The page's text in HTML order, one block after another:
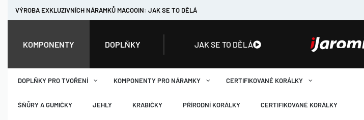
VÝROBA EXKLUZIVNÍCH NÁRAMKŮ MACOOIN: JAK SE TO DĚLÁ
KOMPONENTY DOPLŇKY JAK SE TO DĚLÁ
DOPLŇKY PRO TVOŘENÍ KOMPONENTY PRO NÁRAMKY CERTIFIKOVANÉ KORÁLKY
ŠŇŮRY A GUMIČKY JEHLY KRABIČKY PŘÍRODNÍ KORÁLKY CERTIFIKOVANÉ KORÁLKY